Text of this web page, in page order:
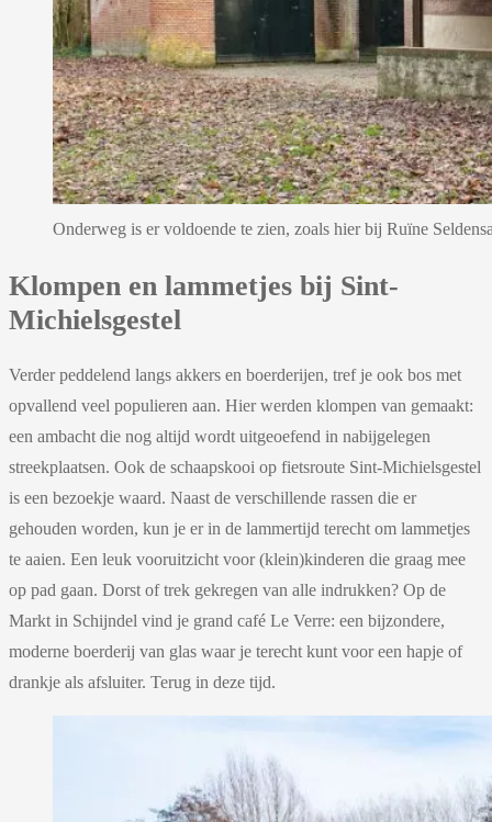
Onderweg is er voldoende te zien, zoals hier bij Ruïne
Klompen en lammetjes bij Sint-
Michielsgestel
Verder peddelend langs akkers en boerderijen, tref je ook bos met
opvallend veel populieren aan. Hier werden klompen van gemaakt:
een ambacht die nog altijd wordt uitgeoefend in nabijgelegen
streekplaatsen. Ook de schaapskooi op fietsroute Sint-Michielsgestel
is een bezoekje waard. Naast de verschillende rassen die er
gehouden worden, kun je er in de lammertijd terecht om lammetjes
te aaien. Een leuk vooruitzicht voor (klein)kinderen die graag mee
op pad gaan. Dorst of trek gekregen van alle indrukken? Op de
Markt in Schijndel vind je grand café Le Verre: een bijzondere,
moderne boerderij van glas waar je terecht kunt voor een hapje of
drankje als afsluiter. Terug in deze tijd.